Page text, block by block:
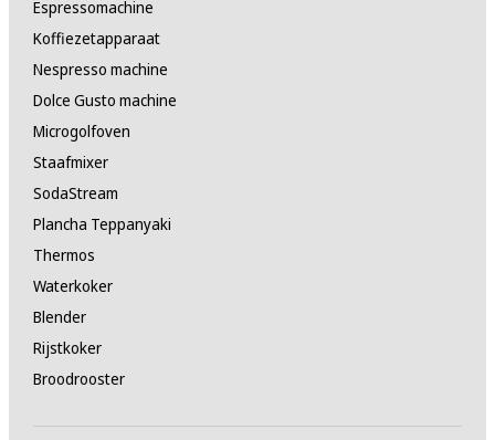
Espressomachine
Koffiezetapparaat
Nespresso machine
Dolce Gusto machine
Microgolfoven
Staafmixer
SodaStream
Plancha Teppanyaki
Thermos
Waterkoker
Blender
Rijstkoker
Broodrooster